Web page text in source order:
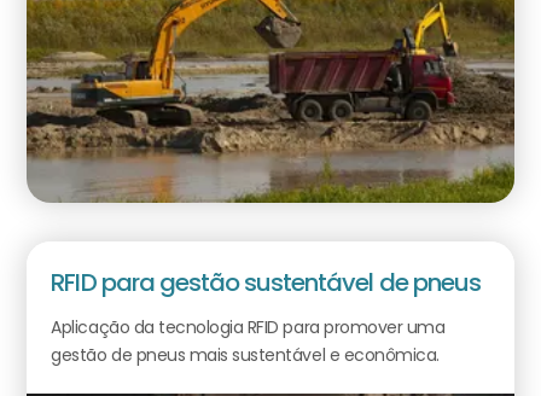
RFID para gestão sustentável de pneus
Aplicação da tecnologia RFID para promover uma
gestão de pneus mais sustentável e econômica.